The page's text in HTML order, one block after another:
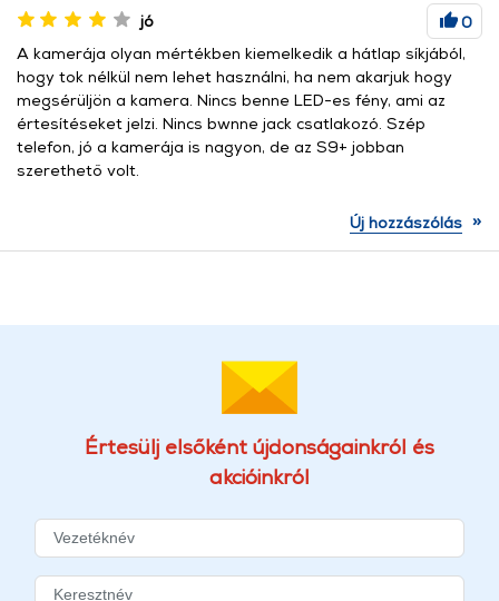
jó
0
A kamerája olyan mértékben kiemelkedik a hátlap síkjából,
hogy tok nélkül nem lehet használni, ha nem akarjuk hogy
megsérüljön a kamera. Nincs benne LED-es fény, ami az
értesítéseket jelzi. Nincs bwnne jack csatlakozó. Szép
telefon, jó a kamerája is nagyon, de az S9+ jobban
szerethető volt.
Új hozzászólás »
Értesülj elsőként újdonságainkról és
akcióinkról